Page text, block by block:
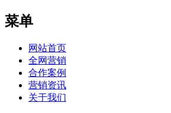
菜单
网站首页
全网营销
合作案例
营销资讯
关于我们